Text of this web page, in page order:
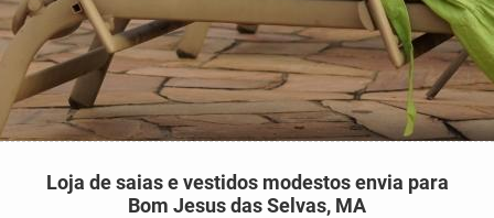
Loja de saias e vestidos modestos envia para
Bom Jesus das Selvas, MA